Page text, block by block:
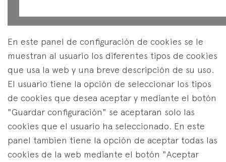
En este panel de configuración de cookies se le
muestran al usuario los diferentes tipos de cookies
que usa la web y una breve descripción de su uso.
El usuario tiene la opción de seleccionar los tipos
de cookies que desea aceptar y mediante el botón
"Guardar configuración" se aceptaran solo las
cookies que el usuario ha seleccionado. En este
panel tambien tiene la opción de aceptar todas las
cookies de la web mediante el botón "Aceptar